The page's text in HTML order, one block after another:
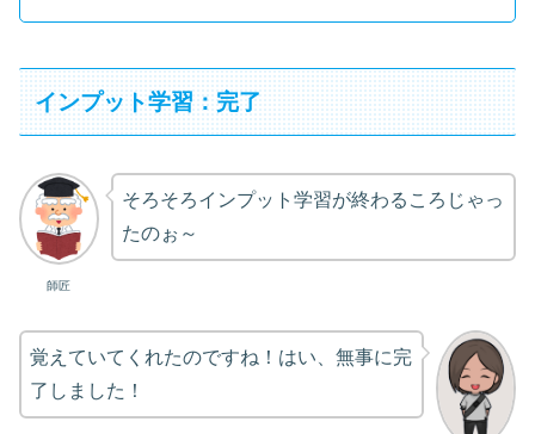
インプット学習：完了
師匠
そろそろインプット学習が終わるころじゃっ
たのぉ～
覚えていてくれたのですね！はい、無事に完
了しました！